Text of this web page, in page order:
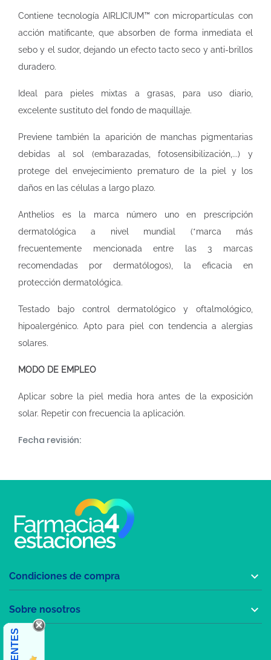
Contiene tecnología AIRLICIUM™ con micropartículas con
acción matificante, que absorben de forma inmediata el
sebo y el sudor, dejando un efecto tacto seco y anti-brillos
duradero.
Ideal para pieles mixtas a grasas, para uso diario,
excelente sustituto del fondo de maquillaje.
Previene también la aparición de manchas pigmentarias
debidas al sol (embarazadas, fotosensibilización,...) y
protege del envejecimiento prematuro de la piel y los
daños en las células a largo plazo.
Anthelios es la marca número uno en prescripción
dermatológica a nivel mundial (*marca más
frecuentemente mencionada entre las 3 marcas
recomendadas por dermatólogos), la eficacia en
protección dermatológica.
Testado bajo control dermatológico y oftalmológico,
hipoalergénico. Apto para piel con tendencia a alergias
solares.
MODO DE EMPLEO
Aplicar sobre la piel media hora antes de la exposición
solar. Repetir con frecuencia la aplicación.
Fecha revisión:
Condiciones de compra 
Sobre nosotros 